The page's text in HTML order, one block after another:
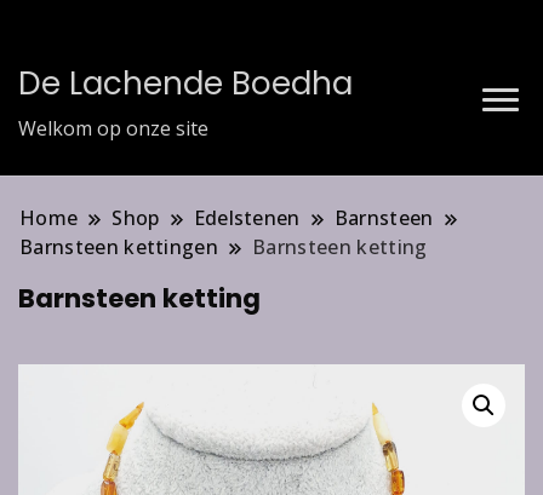
De Lachende Boedha
Welkom op onze site
Home Shop Edelstenen
Barnsteen
Barnsteen kettingen
Barnsteen ketting
Barnsteen ketting